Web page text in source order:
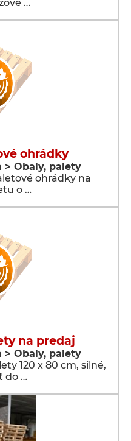
…
ohrádky
> Obaly, palety
ohrádky na
o …
na predaj
> Obaly, palety
120 x 80 cm, silné,
do …